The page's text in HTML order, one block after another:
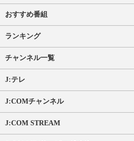
おすすめ番組
ランキング
チャンネル一覧
J:テレ
J:COMチャンネル
J:COM STREAM